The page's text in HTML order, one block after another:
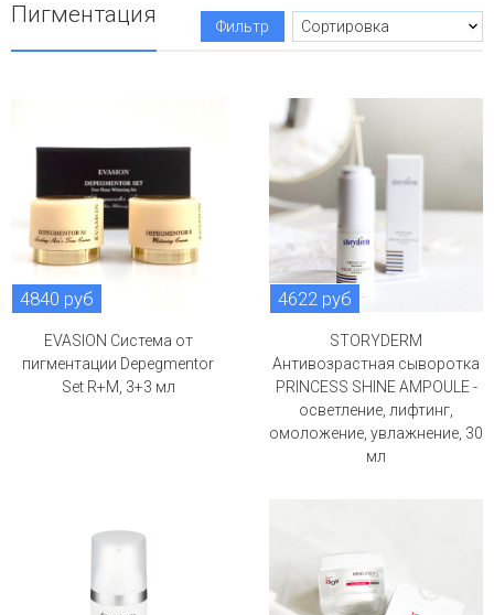
Пигментация Фильтр
4840 руб
EVASION Система от
пигментации Depegmentor
Set R+M, 3+3 мл
4622 руб
STORYDERM
Антивозрастная сыворотка
PRINCESS SHINE AMPOULE -
осветление, лифтинг,
омоложение, увлажнение, 30
мл